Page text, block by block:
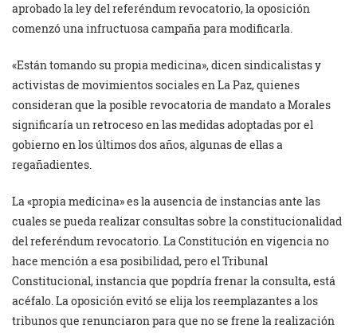
aprobado la ley del referéndum revocatorio, la oposición
comenzó una infructuosa campaña para modificarla.
«Están tomando su propia medicina», dicen sindicalistas y
activistas de movimientos sociales en La Paz, quienes
consideran que la posible revocatoria de mandato a Morales
significaría un retroceso en las medidas adoptadas por el
gobierno en los últimos dos años, algunas de ellas a
regañadientes.
La «propia medicina» es la ausencia de instancias ante las
cuales se pueda realizar consultas sobre la constitucionalidad
del referéndum revocatorio. La Constitución en vigencia no
hace mención a esa posibilidad, pero el Tribunal
Constitucional, instancia que popdría frenar la consulta, está
acéfalo. La oposición evitó se elija los reemplazantes a los
tribunos que renunciaron para que no se frene la realización